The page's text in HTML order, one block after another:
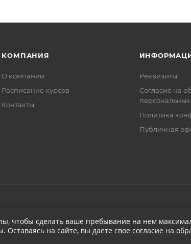
КОМПАНИЯ
О компании
Расписание курсов
Контакты
Реквизиты
Соглаcие на
Политика
Публичная
чтобы сделать ваше пребывание на нем
на сайте, вы даете свое согласие на